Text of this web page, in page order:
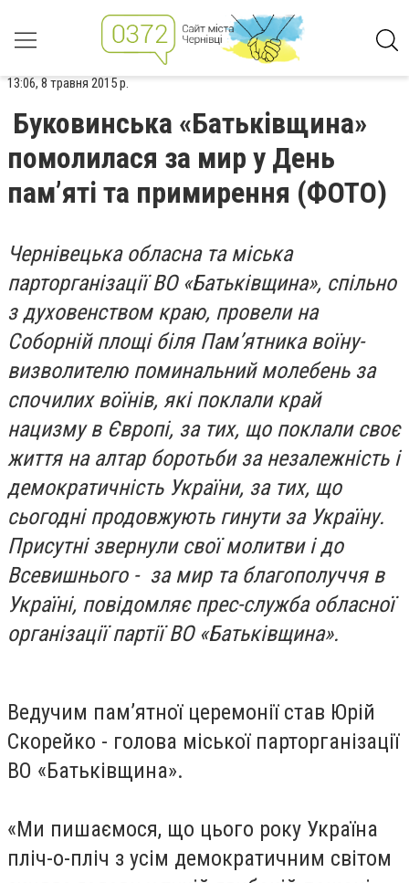
13:06, 8 травня 2015 р.
Буковинська «Батьківщина»
помолилася за мир у День
пам’яті та примирення (ФОТО)
Чернівецька обласна та міська
парторганізації ВО «Батьківщина», спільно
з духовенством краю, провели на
Соборній площі біля Пам’ятника воїну-
визволителю поминальний молебень за
спочилих воїнів, які поклали край
нацизму в Європі, за тих, що поклали своє
життя на алтар боротьби за незалежність і
демократичність України, за тих, що
сьогодні продовжують гинути за Україну.
Присутні звернули свої молитви і до
Всевишнього - за мир та благополуччя в
Україні, повідомляє прес-служба обласної
організації партії ВО «Батьківщина».
Ведучим пам’ятної церемонії став Юрій
Скорейко - голова міської парторганізації
ВО «Батьківщина».
«Ми пишаємося, що цього року Україна
пліч-о-пліч з усім демократичним світом